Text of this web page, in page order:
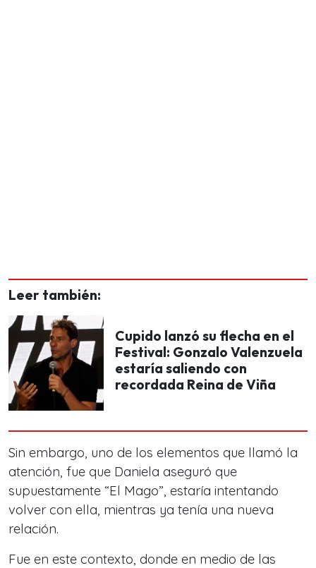
Leer también:
Cupido lanzó su flecha en el
Festival: Gonzalo Valenzuela
estaría saliendo con
recordada Reina de Viña
Sin embargo, uno de los elementos que llamó la
atención, fue que Daniela aseguró que
supuestamente “El Mago”, estaría intentando
volver con ella, mientras ya tenía una nueva
relación.
Fue en este contexto, donde en medio de las